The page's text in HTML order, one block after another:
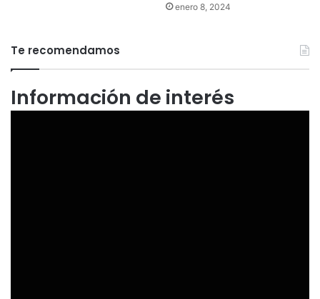
enero 8, 2024
Te recomendamos
Información de interés